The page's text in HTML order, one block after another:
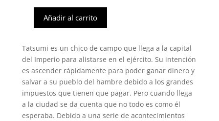
Kill
#15
(Norma)
cantidad
Añadir al carrito
Tatsumi es un chico de campo que llega a la capital
del Imperio para alistarse en el ejército. Su intención
es ascender rápidamente para poder ganar dinero y
salvar a su pueblo del hambre debido a los grandes
impuestos que tienen que pagar. Pero cuando llega
a la ciudad se da cuenta que no todo es como él
esperaba. Debido a una serie de acontecimientos